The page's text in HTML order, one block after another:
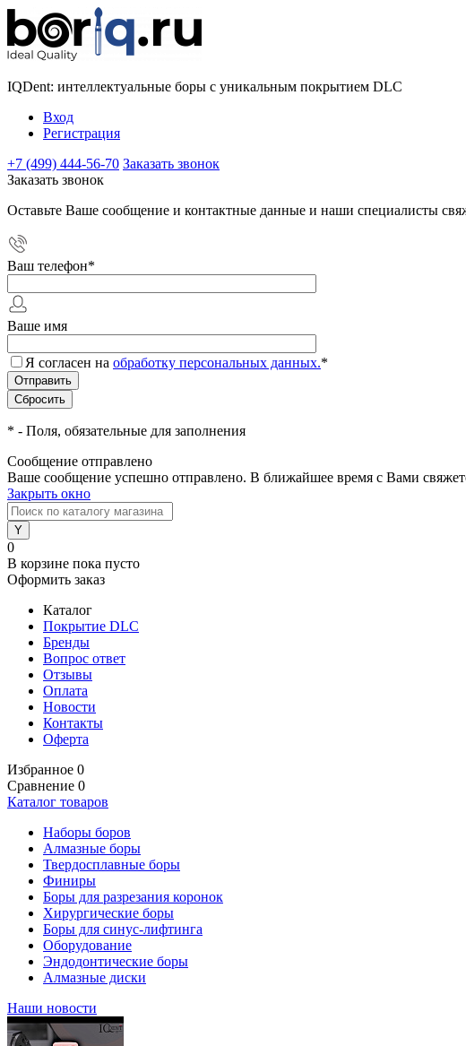
IQDent: интеллектуальные боры с уникальным покрытием DLC
Вход
Регистрация
+7 (499) 444-56-70 Заказать звонок
Заказать звонок
Оставьте Ваше сообщение и контактные данные и наши специалисты
Ваш телефон*
Ваше имя
Я согласен на обработку персональных данных.*
* - Поля, обязательные для заполнения
Сообщение отправлено
Ваше сообщение успешно отправлено. В ближайшее время с Вами
Закрыть окно
0
В корзине пока пусто
Оформить заказ
Каталог
Покрытие DLC
Бренды
Вопрос ответ
Отзывы
Оплата
Новости
Контакты
Оферта
Избранное 0
Сравнение 0
Каталог товаров
Наборы боров
Алмазные боры
Твердосплавные боры
Финиры
Боры для разрезания коронок
Хирургические боры
Боры для синус-лифтинга
Оборудование
Эндодонтические боры
Алмазные диски
Наши новости